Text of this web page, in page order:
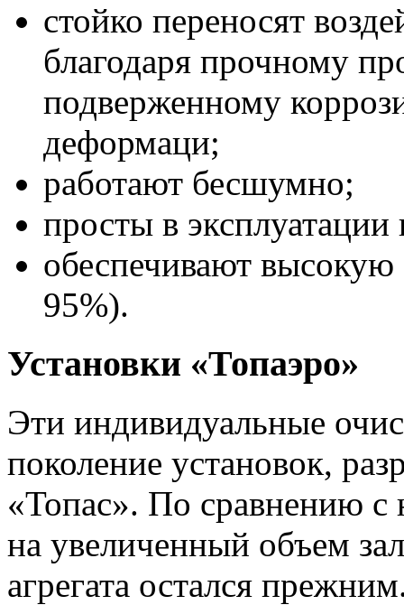
стойко переносят
благодаря прочному
подверженному
деформаци;
работают бесшумно;
просты в эксплуатации
обеспечивают высокую
95%).
Установки «Топаэро»
Эти индивидуальные
поколение установок,
«Топас». По сравнению с
на увеличенный объем
агрегата остался